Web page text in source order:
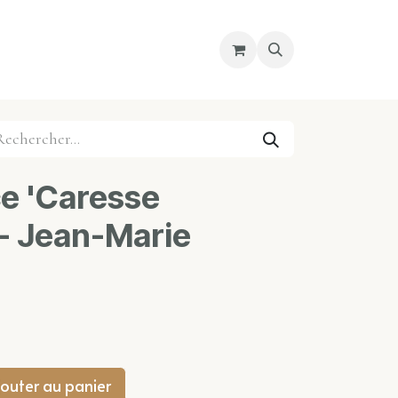
Cours
'Caresse
Jean-Marie
au panier